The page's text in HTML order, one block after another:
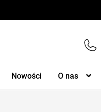
Nowości O nas